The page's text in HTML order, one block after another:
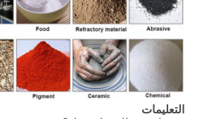
التعليمات